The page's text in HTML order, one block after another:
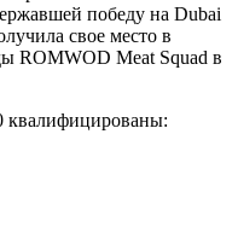
победу на Dubai
свое место в
ROMWOD Meat Squad в
квалифицированы: